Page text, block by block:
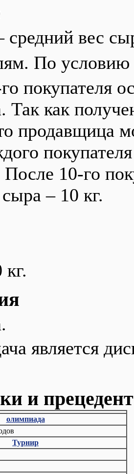
средний вес
По
покупателя
Так как
продавщица
10-го
– 10 кг.
является
и
олимпиада
Турнир